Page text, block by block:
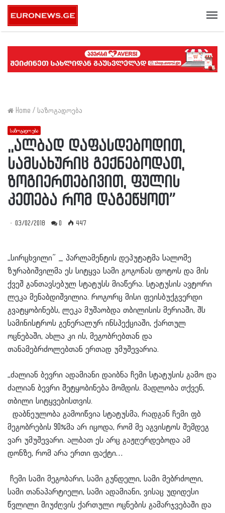
Home / საზოგადოება
საზოგადოება
,,ალბად დაფასდებოდით,
სამსახურიც გექნებოდათ,
ზოგიერთებივით, ფულის
კეთება რომ დაგეწყოთ”
03/02/2018 0 447
,,სირცხვილი” _ პარლამენტის დეპუტატმა სალომე
ზურაბიშვილმა ეს სიტყვა სამი გოგონას ფოტოს და მის
ქვეშ განთავსებულ სტატუსს მიაწერა. სტატუსის ავტორი
ლეკა მენაბდიშვილია. როგორც მისი ფეისბუქგვერდი
გვატყობინებს, ლეკა მუშაობდა თბილისის მერიაში, შს
სამინისტროს გენერალურ ინსპექციაში, ქართულ
ოცნებაში, ახლა კი ის, მეგობრებთან და
თანამებრძოლებთან ერთად უმუშევარია.
,,ძალიან ბევრი ადამიანი დაიბნა ჩემი სტატუსის გამო და
ძალიან ბევრი შეტყობინება მომდის. მადლობა თქვენ,
თბილი სიტყვებისთვის.
დაბნეულობა გამოიწვია სტატუსმა, რადგან ჩემი ფბ
მეგობრების 90%მა არ იცოდა, რომ მე აგვისტოს შემდეგ
ვარ უმუშევარი. ალბათ ეს არც გაჟღერდებოდა ამ
დონზე, რომ არა ერთი ფაქტი…
ჩემი სამი მეგობარი, სამი გუნდელი, სამი მებრძოლი,
სამი თანაპარტიელი, სამი ადამიანი, ვისაც უდიდესი
წვლილი მიუძღვის ქართული ოცნების გამარჯვებაში და